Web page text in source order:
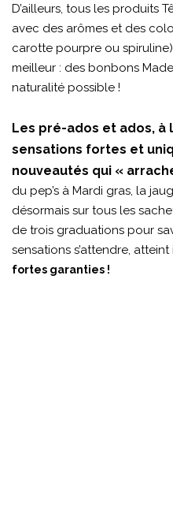
D’ailleurs, tous les produits
avec des arômes et des
carotte pourpre ou
meilleur : des bonbons
naturalité possible !
Les pré-ados et ados, à
sensations fortes et
nouveautés qui «
du pep’s à Mardi gras, la
désormais sur tous les
de trois graduations pour
sensations s’attendre,
fortes garanties !